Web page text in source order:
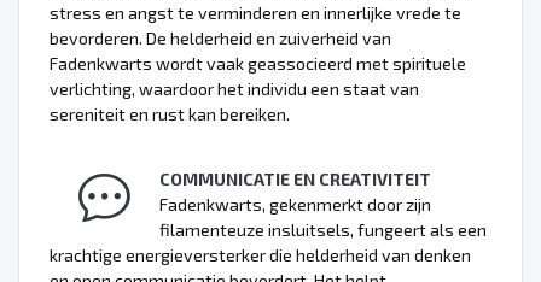
stress en angst te verminderen en innerlijke vrede te
bevorderen. De helderheid en zuiverheid van
Fadenkwarts wordt vaak geassocieerd met spirituele
verlichting, waardoor het individu een staat van
sereniteit en rust kan bereiken.
COMMUNICATIE EN CREATIVITEIT
Fadenkwarts, gekenmerkt door zijn
filamenteuze insluitsels, fungeert als een
krachtige energieversterker die helderheid van denken